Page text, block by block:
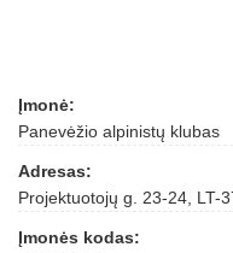
Įmonė:
Panevėžio alpinistų klubas
Adresas:
Projektuotojų g. 23-24, LT-
Įmonės kodas: